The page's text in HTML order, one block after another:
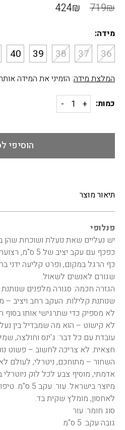
719₪
424₪
מידה:
36
37
38
39
40
המלצת מידה: הזמיני את המידה
כמות:
הוסיפי
תיאור מוצר
פנלופי
יש נעליים שאת נועלת ושוכחת שהן
כף הרגל במקום, ופרט קליעה ידני
שגורם לאנשים לשאול.
הגזרה חכמה: סגורה מלפנים
שנותנת קלילות. העקב רחב ויציב
לא מספיק כדי שתרגישי אותו בסוף
לא קישוט – הוא מה שמבדיל בין נעל
עובדת עם כל דבר: ג'ינס וחולצה,
חצאית. לא צריכה לחשוב – פשוט
השחור – מתוחכם, ניטרלי, לעולם
אדמתי, מוסיף צבע לכל לוק
מיוצר בישראל.
לאחסון, מומלץ שקית בד.
סוג חומר: עור
גובה עקב: 5 ס"מ